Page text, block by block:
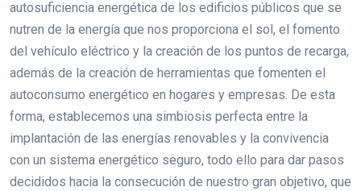
autosuficiencia energética de los edificios públicos que se
nutren de la energía que nos proporciona el sol, el fomento
del vehículo eléctrico y la creación de los puntos de recarga,
además de la creación de herramientas que fomenten el
autoconsumo energético en hogares y empresas. De esta
forma, establecemos una simbiosis perfecta entre la
implantación de las energías renovables y la convivencia
con un sistema energético seguro, todo ello para dar pasos
decididos hacia la consecución de nuestro gran objetivo, que